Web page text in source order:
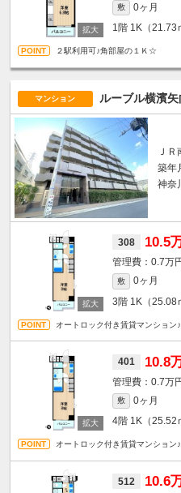
敷 0ヶ月
1階 1K（21.73
２駅利用可♪角部屋の１Ｋ☆
マンション ルーブル横濱矢
ＪＲ
築年
神奈
308 10.5
0.7万
敷 0ヶ月
3階 1K（25.08
オートロック付き賃貸マンション♪
401 10.8
0.7万
敷 0ヶ月
4階 1K（25.52
オートロック付き賃貸マンション♪
512 10.6